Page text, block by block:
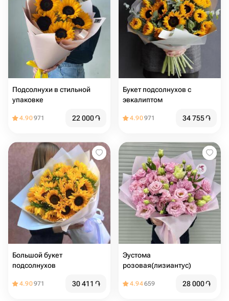
Подсолнухи в стильной
упаковке
4.90971 22 000֏
Букет подсолнухов с
эвкалиптом
4.90971 34 755֏
Большой букет
подсолнухов
4.90971 30 411 ֏
Эустома
розовая(лизиантус)
4.94659 28 000֏